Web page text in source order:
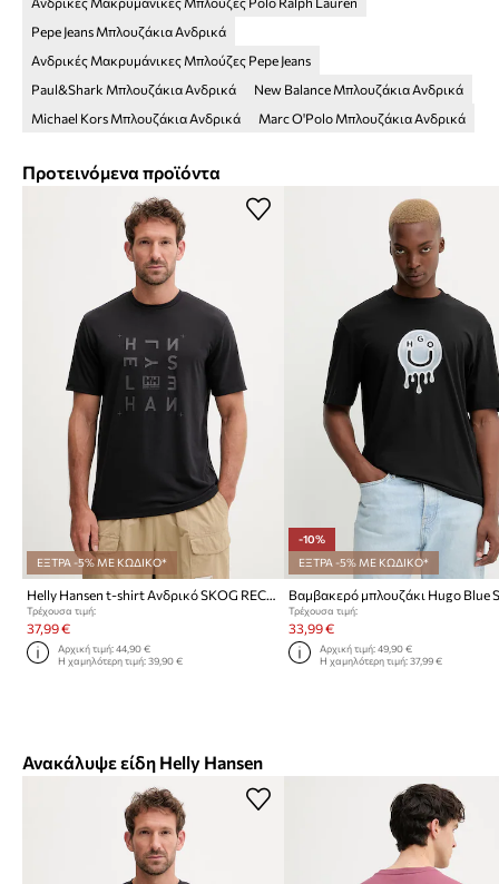
Pepe Jeans Μπλουζάκια Ανδρικά
Ανδρικές Μακρυμάνικες Μπλούζες Pepe Jeans
Paul&Shark Μπλουζάκια Ανδρικά
New Balance Μπλουζάκια Ανδρικά
Michael Kors Μπλουζάκια Ανδρικά
Marc O'Polo Μπλουζάκια Ανδρικά
Προτεινόμενα προϊόντα
ΕΞΤΡΑ -5% ΜΕ ΚΩΔΙΚΟ*
Helly Hansen t-shirt Ανδρικό SKOG RECYCLED GRAPHIC
Τρέχουσα τιμή:
37,99 €
Αρχική τιμή:44,90 €
Η χαμηλότερη τιμή:39,90 €
-10%
ΕΞΤΡΑ -5% ΜΕ ΚΩΔΙΚΟ*
Τρέχουσα τιμή:
33,99 €
Αρχική τιμή: 49,90 €
Η χαμηλότερη τιμή: 37,99 €
Ανακάλυψε είδη Helly Hansen